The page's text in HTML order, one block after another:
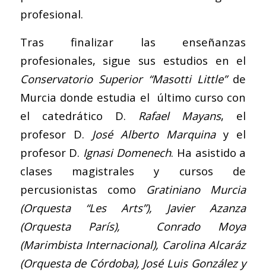
profesional.
Tras finalizar las enseñanzas
profesionales, sigue sus estudios en el
Conservatorio Superior “Masotti Little”de
Murcia donde estudia el último curso con
el catedrático D. Rafael Mayans, el
profesor D. José Alberto Marquinay el
profesor D. Ignasi Domenech. Ha asistido a
clases magistrales y cursos de
percusionistas como Gratiniano Murcia
(Orquesta “Les Arts”), Javier Azanza
(Orquesta París), Conrado Moya
(Marimbista Internacional), Carolina Alcaráz
(Orquesta de Córdoba), José Luis González y